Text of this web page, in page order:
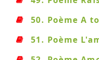
50. Poème A
51. Poème